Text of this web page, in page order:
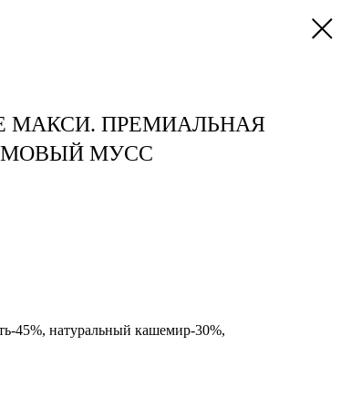
МАКСИ. ПРЕМИАЛЬНАЯ
МУСС
45%, натуральный кашемир-30%,